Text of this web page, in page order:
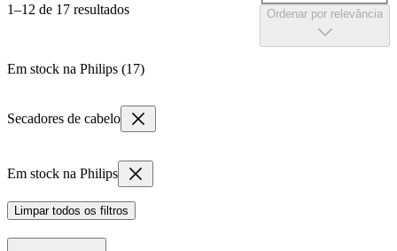
1–12 de 17 resultados Ordenar por relevância
Em stock na Philips (17)
Secadores de cabelo
Em stock na Philips
Limpar todos os filtros